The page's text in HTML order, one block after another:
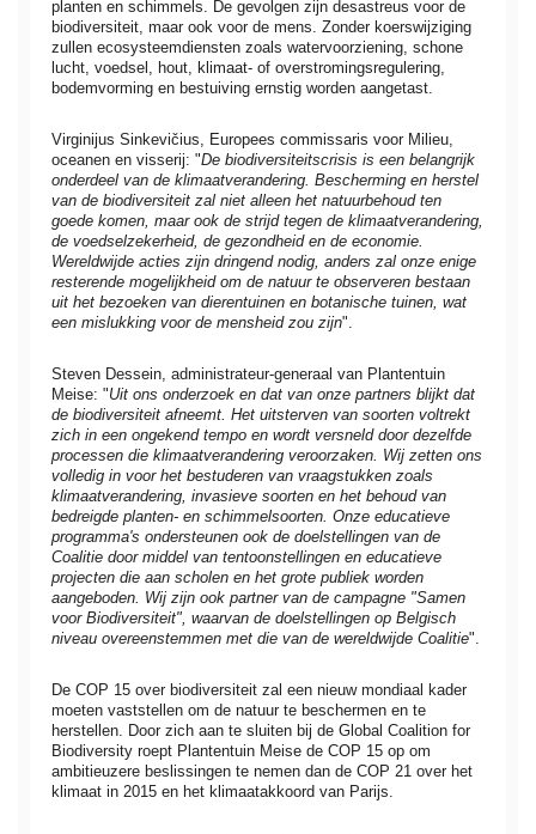
planten en schimmels. De gevolgen zijn desastreus voor de
biodiversiteit, maar ook voor de mens. Zonder koerswijziging
zullen ecosysteemdiensten zoals watervoorziening, schone
lucht, voedsel, hout, klimaat- of overstromingsregulering,
bodemvorming en bestuiving ernstig worden aangetast.
Virginijus Sinkevičius, Europees commissaris voor Milieu,
oceanen en visserij: "De biodiversiteitscrisis is een belangrijk
onderdeel van de klimaatverandering. Bescherming en herstel
van de biodiversiteit zal niet alleen het natuurbehoud ten
goede komen, maar ook de strijd tegen de klimaatverandering,
de voedselzekerheid, de gezondheid en de economie.
Wereldwijde acties zijn dringend nodig, anders zal onze enige
resterende mogelijkheid om de natuur te observeren bestaan
uit het bezoeken van dierentuinen en botanische tuinen, wat
een mislukking voor de mensheid zou zijn".
Steven Dessein, administrateur-generaal van Plantentuin
Meise: "Uit ons onderzoek en dat van onze partners blijkt dat
de biodiversiteit afneemt. Het uitsterven van soorten voltrekt
zich in een ongekend tempo en wordt versneld door dezelfde
processen die klimaatverandering veroorzaken. Wij zetten ons
volledig in voor het bestuderen van vraagstukken zoals
klimaatverandering, invasieve soorten en het behoud van
bedreigde planten- en schimmelsoorten. Onze educatieve
programma's ondersteunen ook de doelstellingen van de
Coalitie door middel van tentoonstellingen en educatieve
projecten die aan scholen en het grote publiek worden
aangeboden. Wij zijn ook partner van de campagne "Samen
voor Biodiversiteit", waarvan de doelstellingen op Belgisch
niveau overeenstemmen met die van de wereldwijde Coalitie".
De COP 15 over biodiversiteit zal een nieuw mondiaal kader
moeten vaststellen om de natuur te beschermen en te
herstellen. Door zich aan te sluiten bij de Global Coalition for
Biodiversity roept Plantentuin Meise de COP 15 op om
ambitieuzere beslissingen te nemen dan de COP 21 over het
klimaat in 2015 en het klimaatakkoord van Parijs.